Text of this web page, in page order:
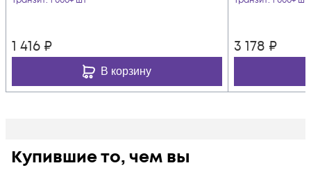
1 416 ₽
В корзину
3 178 ₽
Купившие то, чем вы